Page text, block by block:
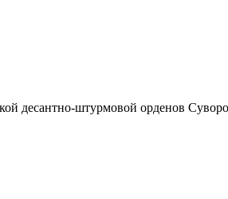
десантно-штурмовой орденов